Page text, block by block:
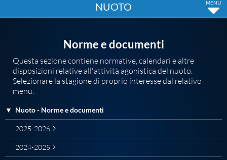
Artistico
Salvamento
NUOTO
▼ Nuoto - Norme e documenti
2025-2026
2024-2025
Norme e documenti
Questa sezione contiene normative, calendari e altre
disposizioni relative all'attività agonistica del nuoto.
Selezionare la stagione di proprio interesse dal relativo
menu.